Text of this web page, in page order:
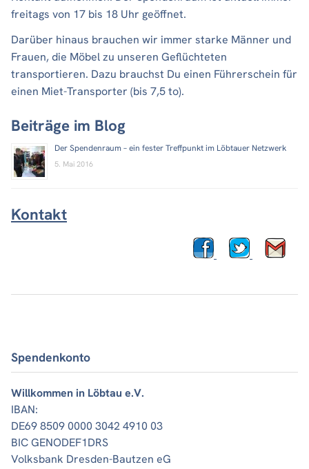
freitags von 17 bis 18 Uhr geöffnet.
Darüber hinaus brauchen wir immer starke Männer und
Frauen, die Möbel zu unseren Geflüchteten
transportieren. Dazu brauchst Du einen Führerschein für
einen Miet-Transporter (bis 7,5 to).
Beiträge im Blog
Der Spendenraum – ein fester Treffpunkt im Löbtauer Netzwerk
5. Mai 2016
Kontakt
Spendenkonto
Willkommen in Löbtau e.V.
IBAN:
DE69 8509 0000 3042 4910 03
BIC GENODEF1DRS
Volksbank Dresden-Bautzen eG